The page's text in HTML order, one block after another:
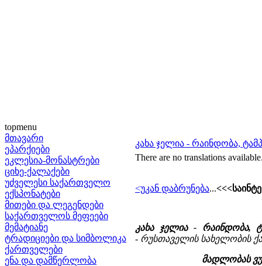
topmenu
მთავარი
ეპარქიები
ეკლესია-მონასტრები
ციხე-ქალაქები
უძველესი საქართველო
ექსპონატები
მითები და ლეგენდები
საქართველოს მეფეები
მემატიანე
ტრადიციები და სიმბოლიკა
ქართველები
ენა და დამწერლობა
კახა ჯელია - რაინდობა,
There are no translations
<უკან დაბრუნება...
კახა ჯელია - რაინდობა,
- რუსთაველის სახელობის
მადლობას